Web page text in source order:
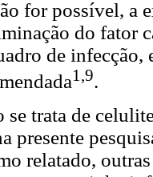
for possível, a
do fator
de infecção,
1,9.
se trata de
presente
relatado,